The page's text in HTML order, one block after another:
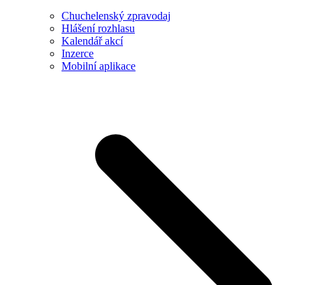
Chuchelenský zpravodaj
Hlášení rozhlasu
Kalendář akcí
Inzerce
Mobilní aplikace